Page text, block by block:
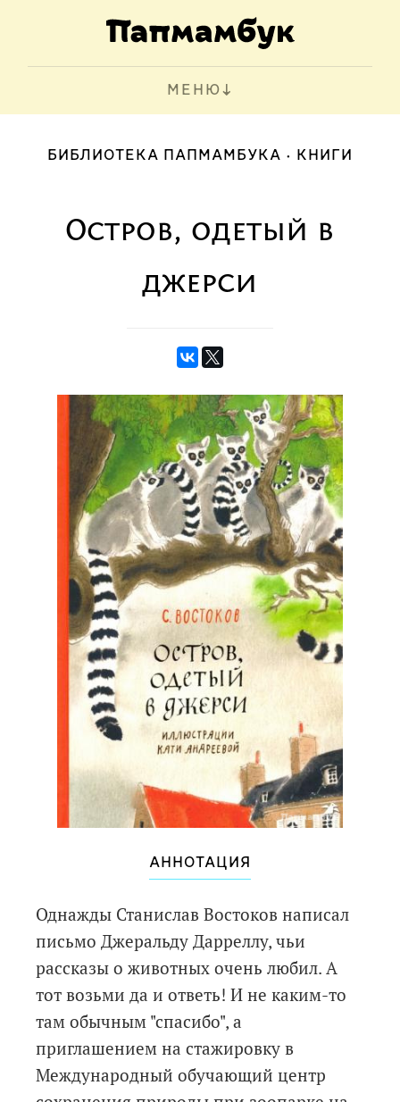
МЕНЮ
БИБЛИОТЕКА ПАПМАМБУКА КНИГИ
Остров, одетый в
джерси
АННОТАЦИЯ
Однажды Станислав Востоков написал
письмо Джеральду Дарреллу, чьи
рассказы о животных очень любил. А
тот возьми да и ответь! И не каким-то
там обычным "спасибо", а
приглашением на стажировку в
Международный обучающий центр